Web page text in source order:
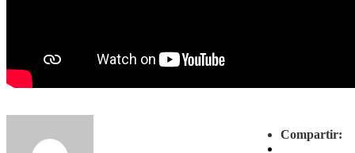
Compartir: